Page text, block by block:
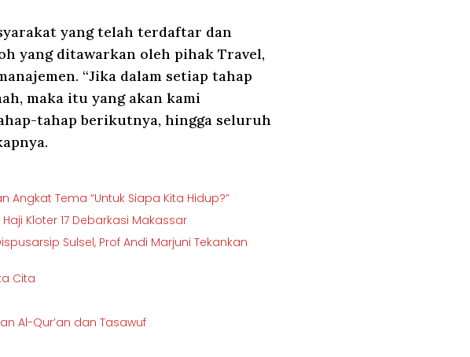
yang telah terdaftar dan
yang ditawarkan oleh pihak Travel,
“Jika dalam setiap tahap
maka itu yang akan kami
tahap berikutnya, hingga seluruh
Tema “Untuk Siapa Kita Hidup?”
Kloter 17 Debarkasi Makassar
Sulsel, Prof Andi Marjuni Tekankan
Cita
Al-Qur’an dan Tasawuf